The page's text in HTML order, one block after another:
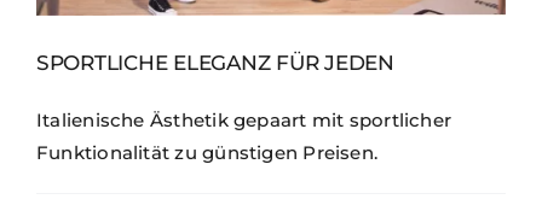
SPORTLICHE ELEGANZ FÜR JEDEN
Italienische Ästhetik gepaart mit sportlicher
Funktionalität zu günstigen Preisen.